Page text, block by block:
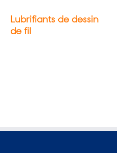
Lubrifiants de dessin
de fil